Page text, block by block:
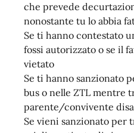
che prevede
nonostante tu lo abbia
Se ti hanno contestato
fossi autorizzato o se il
vietato
Se ti hanno sanzionato
bus o nelle ZTL mentre
parente/convivente
Se vieni sanzionato per